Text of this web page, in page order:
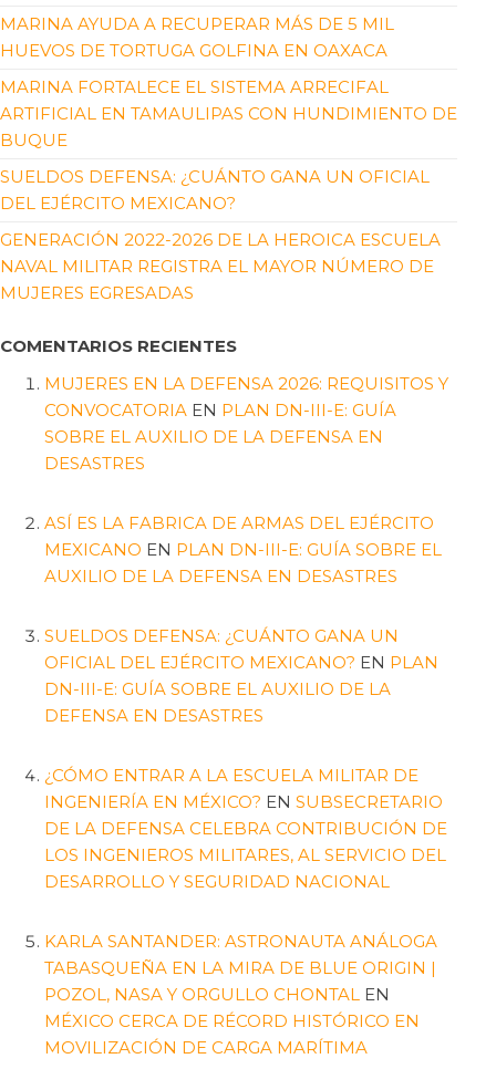
MARINA AYUDA A RECUPERAR MÁS DE 5 MIL
HUEVOS DE TORTUGA GOLFINA EN OAXACA
MARINA FORTALECE EL SISTEMA ARRECIFAL
ARTIFICIAL EN TAMAULIPAS CON HUNDIMIENTO DE
BUQUE
SUELDOS DEFENSA: ¿CUÁNTO GANA UN OFICIAL
DEL EJÉRCITO MEXICANO?
GENERACIÓN 2022-2026 DE LA HEROICA ESCUELA
NAVAL MILITAR REGISTRA EL MAYOR NÚMERO DE
MUJERES EGRESADAS
COMENTARIOS RECIENTES
MUJERES EN LA DEFENSA 2026: REQUISITOS Y
CONVOCATORIA EN PLAN DN-III-E: GUÍA
SOBRE EL AUXILIO DE LA DEFENSA EN
DESASTRES
ASÍ ES LA FABRICA DE ARMAS DEL EJÉRCITO
MEXICANO EN PLAN DN-III-E: GUÍA SOBRE EL
AUXILIO DE LA DEFENSA EN DESASTRES
SUELDOS DEFENSA: ¿CUÁNTO GANA UN
OFICIAL DEL EJÉRCITO MEXICANO? EN PLAN
DN-III-E: GUÍA SOBRE EL AUXILIO DE LA
DEFENSA EN DESASTRES
¿CÓMO ENTRAR A LA ESCUELA MILITAR DE
INGENIERÍA EN MÉXICO? EN SUBSECRETARIO
DE LA DEFENSA CELEBRA CONTRIBUCIÓN DE
LOS INGENIEROS MILITARES, AL SERVICIO DEL
DESARROLLO Y SEGURIDAD NACIONAL
KARLA SANTANDER: ASTRONAUTA ANÁLOGA
TABASQUEÑA EN LA MIRA DE BLUE ORIGIN |
POZOL, NASA Y ORGULLO CHONTAL EN
MÉXICO CERCA DE RÉCORD HISTÓRICO EN
MOVILIZACIÓN DE CARGA MARÍTIMA